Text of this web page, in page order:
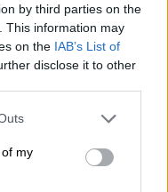
by third parties on the
This information may
on the IAB’s List of
disclose it to other
one or more Google
You may click to
its third-party tags to
in below Google
my
γόνιμη και
ένα ευρύτατο
έκτυπο και